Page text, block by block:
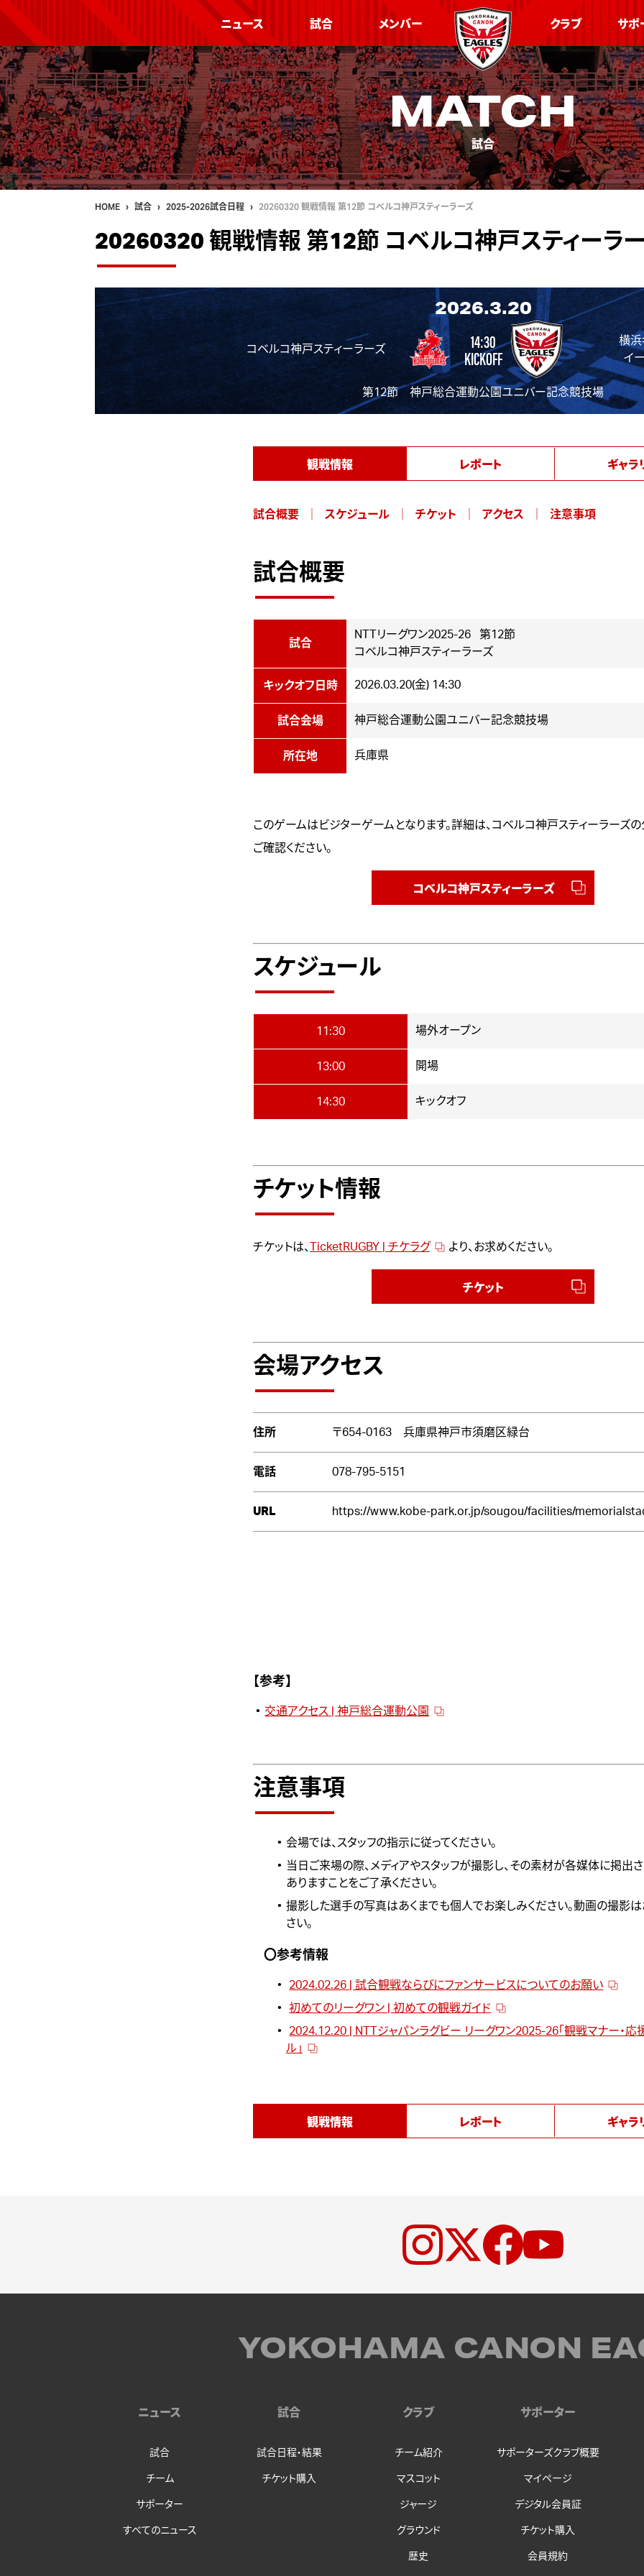
ニュース 試合 メンバー クラブ サポ
MATCH
試合
HOME 試合 2025-2026試合日程 20260320 観戦情報 第12節 コベルコ神戸スティーラーズ
20260320 観戦情報 第12節 コベルコ神戸スティーラ
2026.3.20
コベルコ神戸スティーラーズ 14:30
KICKOFF
横浜
イ
第12節 神戸総合運動公園ユニバー記念競技場
観戦情報 レポート ギャラ
試合概要 スケジュール チケット アクセス 注意事項
試合概要
試合
NTTリーグワン2025-26 第12節
コベルコ神戸スティーラーズ
キックオフ日時 2026.03.20(金) 14:30
試合会場 神戸総合運動公園ユニバー記念競技場
所在地 兵庫県
このゲームはビジターゲームとなります。詳細は、コベルコ神戸スティーラーズの
ご確認ください。
コベルコ神戸スティーラーズ
スケジュール
11:30 場外オープン
13:00 開場
14:30 キックオフ
チケット情報
チケットは、 TicketRUGBY | チケラグ より、お求めください。
チケット
会場アクセス
住所 〒654-0163 兵庫県神戸市須磨区緑台
電話 078-795-5151
URL https://www.kobe-park.or.jp/sougou/facilities/
【参考】
交通アクセス | 神戸総合運動公園
注意事項
会場では、スタッフの指示に従ってください。
当日ご来場の際、メディアやスタッフが撮影し、その素材が各媒体に掲出
ありますことをご了承ください。
撮影した選手の写真はあくまでも個人でお楽しみください。動画の撮影は
さい。
〇参考情報
2024.02.26 | 試合観戦ならびにファンサービスについてのお願い
初めてのリーグワン | 初めての観戦ガイド
2024.12.20 | NTTジャパンラグビー リーグワン2025-26「観戦マナー・応
ル」
観戦情報 レポート ギャラ
YOKOHAMA CANON
ニュース
試合
チーム
サポーター
すべてのニュース
試合
試合日程・結果
チケット購入
クラブ
チーム紹介
マスコット
ジャージ
グラウンド
歴史
サポーター
サポーターズクラブ概要
マイページ
デジタル会員証
チケット購入
会員規約